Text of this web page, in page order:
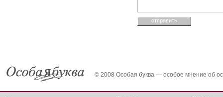
© 2008 Особая буква — особое мнение об